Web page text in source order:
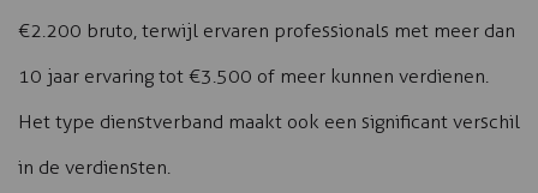
€2.200 bruto, terwijl ervaren professionals met meer dan
10 jaar ervaring tot €3.500 of meer kunnen verdienen.
Het type dienstverband maakt ook een significant verschil
in de verdiensten.